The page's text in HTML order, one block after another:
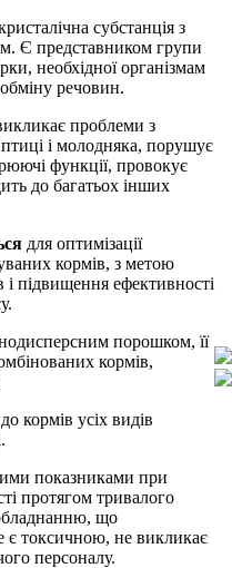
субстанція з
Є представником групи
необхідної організмам
речовин.
проблеми з
і молодняка, порушує
функції, провокує
до багатьох інших
для оптимізації
кормів, з метою
підвищення ефективності
порошком, її
кормів,
кормів усіх видів
показниками при
протягом тривалого
що
є токсичною, не викликає
персоналу.